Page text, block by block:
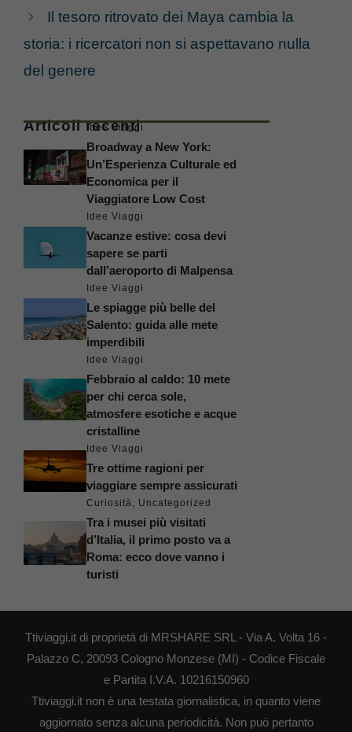
Il tesoro ritrovato dei Maya cambia la
storia: i ricercatori non si aspettavano nulla
del genere
Articoli recenti
Idee Viaggi
Broadway a New York:
Un’Esperienza Culturale ed
Economica per il
Viaggiatore Low Cost
Idee Viaggi
Vacanze estive: cosa devi
sapere se parti
dall’aeroporto di Malpensa
Idee Viaggi
Le spiagge più belle del
Salento: guida alle mete
imperdibili
Idee Viaggi
Febbraio al caldo: 10 mete
per chi cerca sole,
atmosfere esotiche e acque
cristalline
Idee Viaggi
Tre ottime ragioni per
viaggiare sempre assicurati
Curiosità, Uncategorized
Tra i musei più visitati
d’Italia, il primo posto va a
Roma: ecco dove vanno i
turisti
Ttiviaggi.it di proprietà di MRSHARE SRL - Via A. Volta 16 -
Palazzo C, 20093 Cologno Monzese (MI) - Codice Fiscale
e Partita I.V.A. 10216150960
Ttiviaggi.it non è una testata giornalistica, in quanto viene
aggiornato senza alcuna periodicità. Non può pertanto